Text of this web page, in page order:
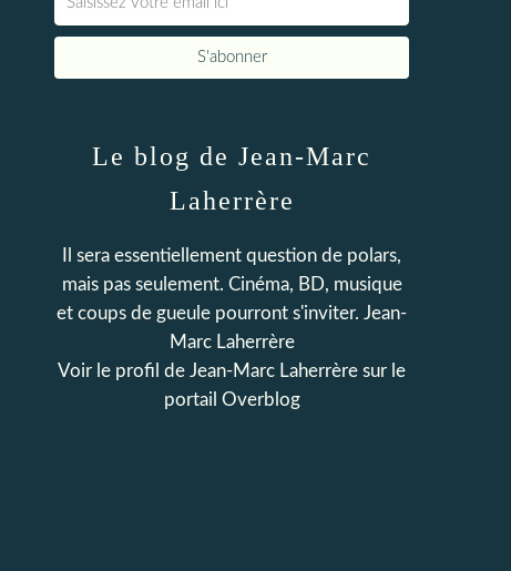
Le blog de Jean-Marc
Laherrère
Il sera essentiellement question de polars,
mais pas seulement. Cinéma, BD, musique
et coups de gueule pourront s'inviter. Jean-
Marc Laherrère
Voir le profil de Jean-Marc Laherrère sur le
portail Overblog